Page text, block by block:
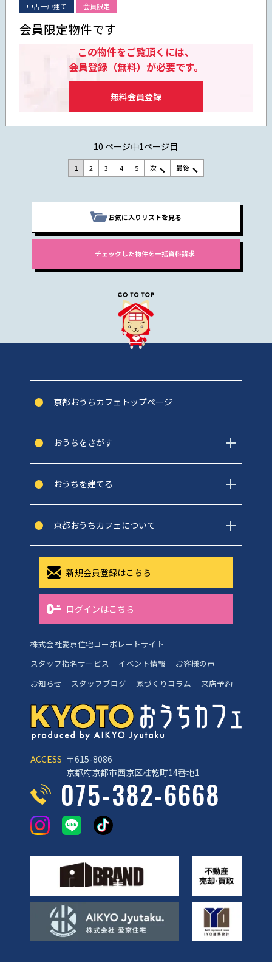
中古一戸建て 会員限定
会員限定物件です
この物件をご覧頂くには、
会員登録（無料）が必要です。
無料会員登録
10 ページ中1ページ目
1 2 3 4 5 次 最後
お気に入りリストを見る
ACCESS 〒615-8086
京都府京都市西京区桂乾町14番地1
075-382-6668
京都おうちカフェトップぺージ
おうちをさがす
おうちを建てる
京都おうちカフェについて
新規会員登録はこちら
ログインはこちら
株式会社愛京住宅コーポレートサイト
スタッフ指名サービス
イベント情報
お客様の声
お知らせ
スタッフブログ 家づくりコラム 来店予約